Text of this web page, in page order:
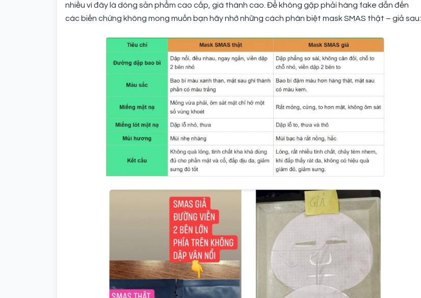
nhiều vì đây là dòng sản phẩm cao cấp, giá thành cao. Để không gặp phải hàng fake dẫn đến
các biến chứng không mong muốn bạn hãy nhớ những cách phân biệt mask SMAS thật – giả sau: